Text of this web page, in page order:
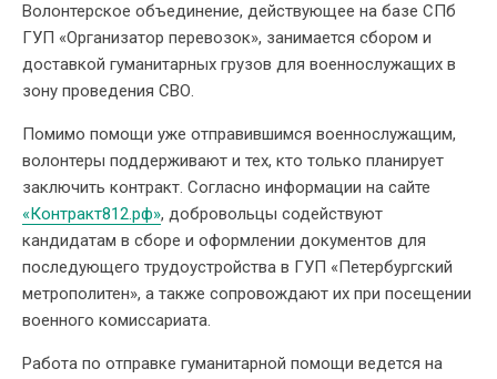
Волонтерское объединение, действующее на базе СПб
ГУП «Организатор перевозок», занимается сбором и
доставкой гуманитарных грузов для военнослужащих в
зону проведения СВО.
Помимо помощи уже отправившимся военнослужащим,
волонтеры поддерживают и тех, кто только планирует
заключить контракт. Согласно информации на сайте
«Контракт812.рф», добровольцы содействуют
кандидатам в сборе и оформлении документов для
последующего трудоустройства в ГУП «Петербургский
метрополитен», а также сопровождают их при посещении
военного комиссариата.
Работа по отправке гуманитарной помощи ведется на